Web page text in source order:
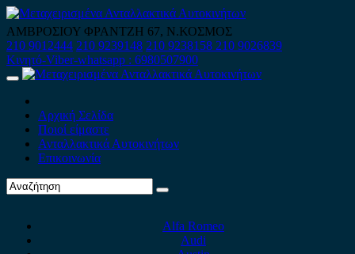
Skip
to
content
ΑΜΒΡΟΣΙΟΥ ΦΡΑΝΤΖΗ 67, Ν.ΚΟΣΜΟΣ
210 9012444 210 9239148 210 9238158 210 9026839
Κινητό-Viber-whatsapp : 6980507900
Primary
Αρχική Σελίδα
Ποιοί είμαστε
Ανταλλακτικά Αυτοκινήτων
Επικοινωνία
Alfa Romeo
Audi